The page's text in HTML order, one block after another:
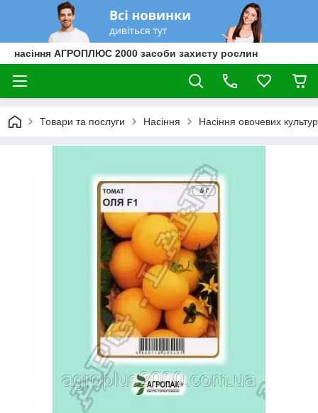
насіння АГРОПЛЮС 2000 засоби захисту рослин
Товари та послуги Насіння Насіння овочевих культур